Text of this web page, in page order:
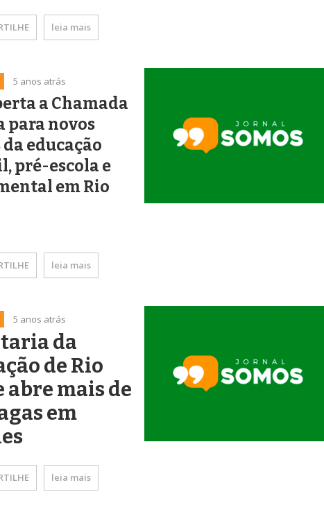
leia mais
5 anos atrás
a Chamada
para novos
educação
pré-escola e
em Rio
leia mais
5 anos atrás
da
de Rio
abre mais de
em
leia mais